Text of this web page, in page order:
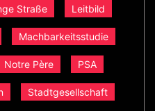
Straße Leitbild
Machbarkeitsstudie
Notre Père PSA
Stadtgesellschaft